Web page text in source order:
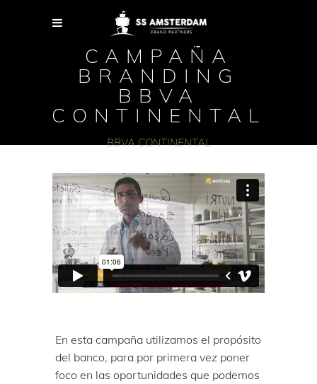
CAMPAÑA
BRANDING
BBVA
CONTINENTAL
BBVA CONTINENTAL
En esta campaña utilizamos el propósito
del banco, para por primera vez poner
foco en las oportunidades que podemos